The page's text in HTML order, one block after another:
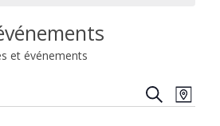
et événements
RECHERCHE
de
PLAN